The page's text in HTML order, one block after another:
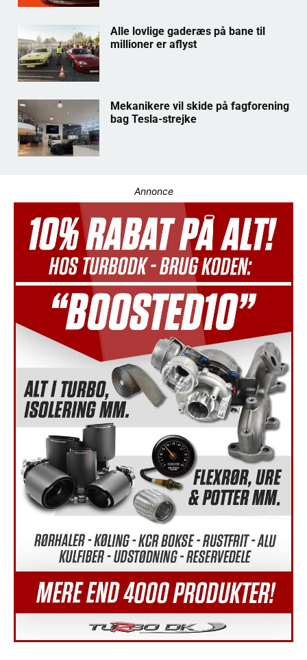
Alle lovlige gaderæs på bane til
millioner er aflyst
Mekanikere vil skide på fagforening
bag Tesla-strejke
Annonce